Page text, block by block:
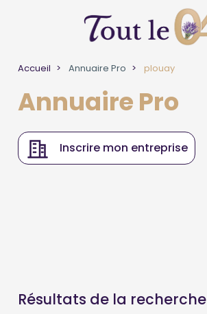
Accueil Annuaire Pro plouay
Annuaire Pro
Inscrire mon entreprise
Résultats de la recherche